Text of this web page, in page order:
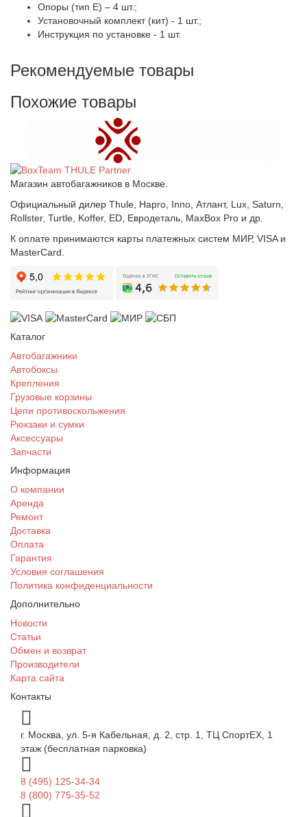
Опоры (тип Е) – 4 шт.;
Установочный комплект (кит) - 1 шт.;
Инструкция по установке - 1 шт.
Рекомендуемые товары
Похожие товары
Магазин автобагажников в Москве.
Официальный дилер Thule, Hapro, Inno, Атлант, Lux, Saturn,
Rollster, Turtle, Koffer, ED, Евродеталь, MaxBox Pro и др.
К оплате принимаются карты платежных систем МИР, VISA и
MasterCard.
Каталог
Автобагажники
Автобоксы
Крепления
Грузовые корзины
Цепи противоскольжения
Рюкзаки и сумки
Аксессуары
Запчасти
Информация
О компании
Аренда
Ремонт
Доставка
Оплата
Гарантия
Условия соглашения
Политика конфиденциальности
Дополнительно
Новости
Статьи
Обмен и возврат
Производители
Карта сайта
Контакты
г. Москва, ул. 5-я Кабельная, д. 2, стр. 1, ТЦ СпортEX, 1
этаж (бесплатная парковка)
8 (495) 125-34-34
8 (800) 775-35-52